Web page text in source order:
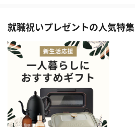
就職祝いプレゼントの人気特集